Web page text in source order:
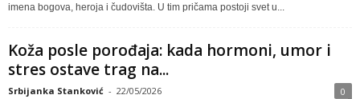
imena bogova, heroja i čudovišta. U tim pričama postoji svet u...
Koža posle porođaja: kada hormoni, umor i
stres ostave trag na...
Srbijanka Stanković - 22/05/2026 0